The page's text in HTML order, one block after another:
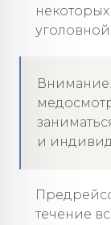
уголовной
и
течение